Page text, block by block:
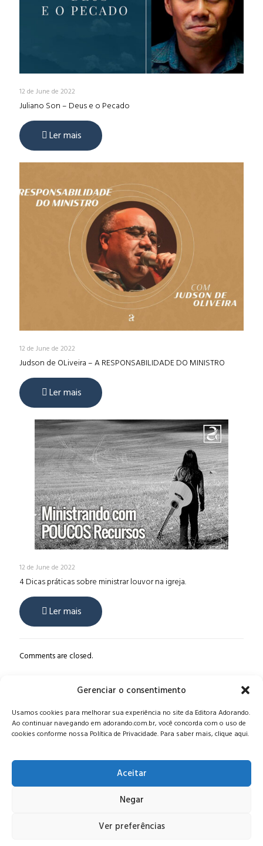
Gerenciar o consentimento
Usamos cookies para melhorar sua experiência no site da Editora Adorando.
Ao continuar navegando em adorando.com.br, você concorda com o uso de
cookies conforme nossa Política de Privacidade. Para saber mais, clique aqui.
Aceitar
Negar
Ver preferências
12 de June de 2022
Juliano Son – Deus e o Pecado
Ler mais
12 de June de 2022
Judson de OLiveira – A RESPONSABILIDADE DO MINISTRO
Ler mais
12 de June de 2022
4 Dicas práticas sobre ministrar louvor na igreja.
Ler mais
Comments are closed.
Alameda Oscar Niemeyer, 1033 – 7º Andar - Portaria 04, Vila da
Serra - Nova Lima/MG, CEP: 34006-065 - MG
CONTATO:editora@adorando.com.br
Consulte nossapolítica de privacidade